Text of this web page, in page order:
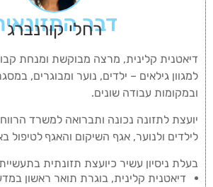
דבררחלי קורנברג
דיאטנית קלינית, מרצה מבוקשת ומנחת
למגוון גילאים – ילדים, נוער ומבוגרים,
ובמקומות עבודה שונים.
יועצת לתזונה נכונה ותברואה למשרד
לילדים ולנוער, אגף השיקום והאגף לטיפול
בעלת ניסיון עשיר כיועצת תזונתית